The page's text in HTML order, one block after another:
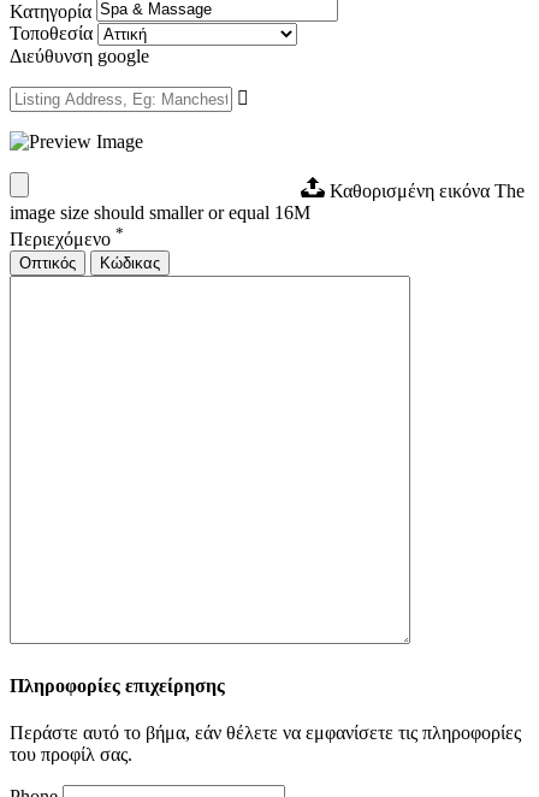
Κατηγορία
Τοποθεσία
Διεύθυνση google
Καθορισμένη εικόνα The
image size should smaller or equal 16M
Περιεχόμενο *
Οπτικός
Κώδικας
Πληροφορίες επιχείρησης
Περάστε αυτό το βήμα, εάν θέλετε να εμφανίσετε τις πληροφορίες
του προφίλ σας.